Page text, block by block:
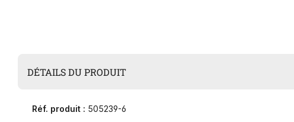
DÉTAILS DU PRODUIT
Réf. produit : 505239-6